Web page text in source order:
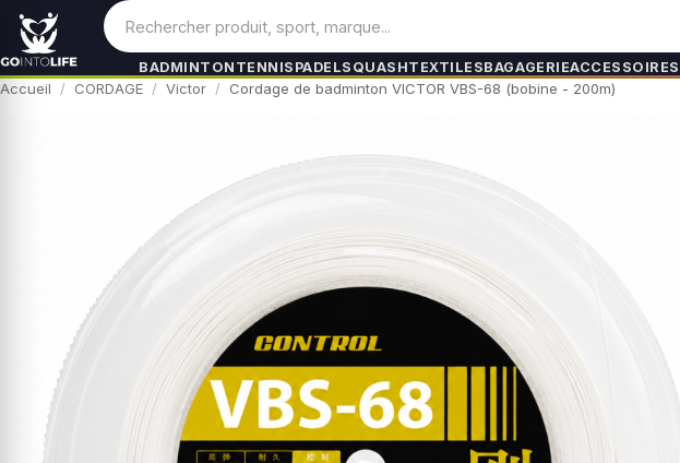
BADMINTON TENNIS PADELSQUASHTEXTILESBAGAGERIEACCESSOIRES
Accueil CORDAGE Victor Cordage de badminton VICTOR VBS-68 (bobine - 200m)